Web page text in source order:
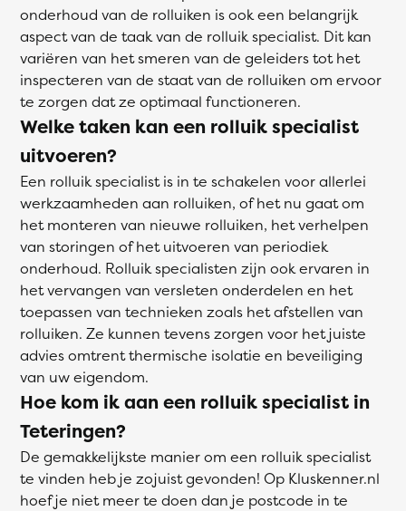
onderhoud van de rolluiken is ook een belangrijk
aspect van de taak van de rolluik specialist. Dit kan
variëren van het smeren van de geleiders tot het
inspecteren van de staat van de rolluiken om ervoor
te zorgen dat ze optimaal functioneren.
Welke taken kan een rolluik specialist
uitvoeren?
Een rolluik specialist is in te schakelen voor allerlei
werkzaamheden aan rolluiken, of het nu gaat om
het monteren van nieuwe rolluiken, het verhelpen
van storingen of het uitvoeren van periodiek
onderhoud. Rolluik specialisten zijn ook ervaren in
het vervangen van versleten onderdelen en het
toepassen van technieken zoals het afstellen van
rolluiken. Ze kunnen tevens zorgen voor het juiste
advies omtrent thermische isolatie en beveiliging
van uw eigendom.
Hoe kom ik aan een rolluik specialist in
Teteringen?
De gemakkelijkste manier om een rolluik specialist
te vinden heb je zojuist gevonden! Op Kluskenner.nl
hoef je niet meer te doen dan je postcode in te